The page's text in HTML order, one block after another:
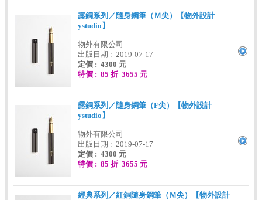
露銅系列／隨身鋼筆（Ｍ尖）【物外設計
ystudio】
物外有限公司
出版日期 : 2019-07-17
定價 : 4300 元
特價 : 85 折 3655 元
露銅系列／隨身鋼筆（F尖）【物外設計
ystudio】
物外有限公司
出版日期 : 2019-07-17
定價 : 4300 元
特價 : 85 折 3655 元
經典系列／紅銅隨身鋼筆（Ｍ尖）【物外設計